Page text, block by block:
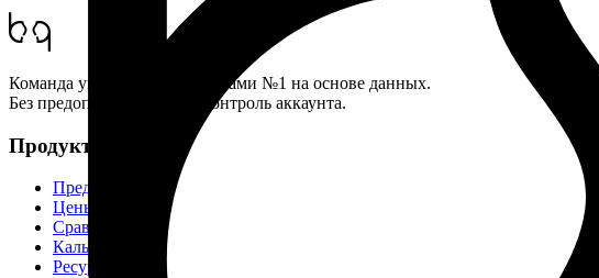
Команда управления креаторами №1 на основе данных.
Без предоплаты. Полный контроль аккаунта.
Продукт
Предложение
Цены
Сравнение
Калькулятор
Ресурсы